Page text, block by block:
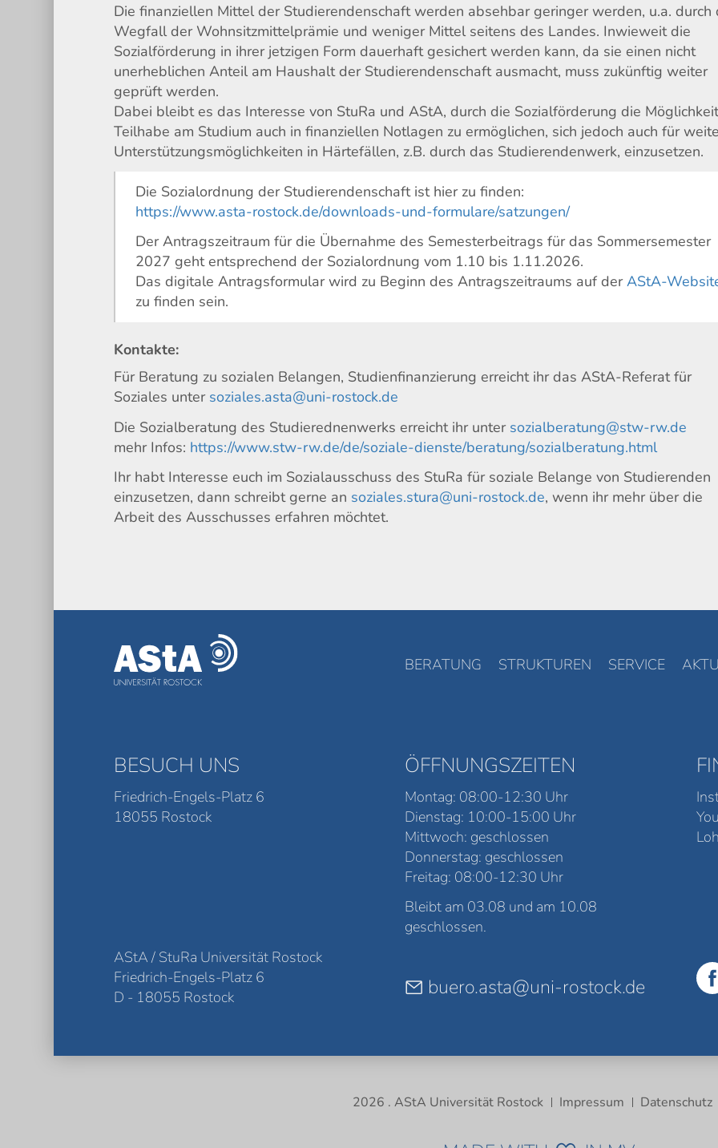
Die finanziellen Mittel der Studierendenschaft werden absehbar geringer werden, u.a. durch
Wegfall der Wohnsitzmittelprämie und weniger Mittel seitens des Landes. Inwieweit die
Sozialförderung in ihrer jetzigen Form dauerhaft gesichert werden kann, da sie einen nicht
unerheblichen Anteil am Haushalt der Studierendenschaft ausmacht, muss zukünftig weiter
geprüft werden.
Dabei bleibt es das Interesse von StuRa und AStA, durch die Sozialförderung die
Teilhabe am Studium auch in finanziellen Notlagen zu ermöglichen, sich jedoch auch für
Unterstützungsmöglichkeiten in Härtefällen, z.B. durch das Studierendenwerk, einzusetzen.
Die Sozialordnung der Studierendenschaft ist hier zu finden:
https://www.asta-rostock.de/downloads-und-formulare/satzungen/
Der Antragszeitraum für die Übernahme des Semesterbeitrags für das Sommersemester
2027 geht entsprechend der Sozialordnung vom 1.10 bis 1.11.2026.
Das digitale Antragsformular wird zu Beginn des Antragszeitraums auf derAStA-
zu finden sein.
Kontakte:
Für Beratung zu sozialen Belangen, Studienfinanzierung erreicht ihr das AStA-Referat für
Soziales unter soziales.asta@uni-rostock.de
Die Sozialberatung des Studierednenwerks erreicht ihr unter sozialberatung@stw-rw.de
mehr Infos: https://www.stw-rw.de/de/soziale-dienste/beratung/sozialberatung.html
Ihr habt Interesse euch im Sozialausschuss des StuRa für soziale Belange von Studierenden
einzusetzen, dann schreibt gerne an soziales.stura@uni-rostock.de, wenn ihr mehr über die
Arbeit des Ausschusses erfahren möchtet.
BERATUNG STRUKTUREN SERVICE
BESUCH UNS
Friedrich-Engels-Platz 6
18055 Rostock
ÖFFNUNGSZEITEN
Montag: 08:00-12:30 Uhr
Dienstag: 10:00-15:00 Uhr
Mittwoch: geschlossen
Donnerstag: geschlossen
Freitag: 08:00-12:30 Uhr
Bleibt am 03.08 und am 10.08
geschlossen.
AStA / StuRa Universität Rostock
Friedrich-Engels-Platz 6
D - 18055 Rostock
buero.asta@uni-rostock.de
2026 . AStA Universität Rostock Impressum Datenschutz